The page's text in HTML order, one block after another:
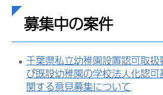
募集中の案件
千葉県私立幼稚園設置認可取
び既設幼稚園の学校法人化認
関する意見募集について